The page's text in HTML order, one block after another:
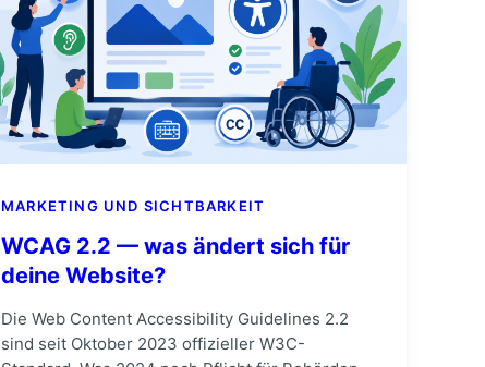
MARKETING UND SICHTBARKEIT
WCAG 2.2 — was ändert sich für
deine Website?
Die Web Content Accessibility Guidelines 2.2
sind seit Oktober 2023 offizieller W3C-